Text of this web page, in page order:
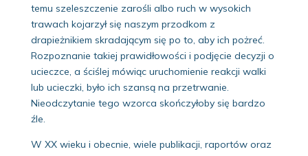
temu szeleszczenie zarośli albo ruch w wysokich
trawach kojarzył się naszym przodkom z
drapieżnikiem skradającym się po to, aby ich pożreć.
Rozpoznanie takiej prawidłowości i podjęcie decyzji o
ucieczce, a ściślej mówiąc uruchomienie reakcji walki
lub ucieczki, było ich szansą na przetrwanie.
Nieodczytanie tego wzorca skończyłoby się bardzo
źle.
W XX wieku i obecnie, wiele publikacji, raportów oraz